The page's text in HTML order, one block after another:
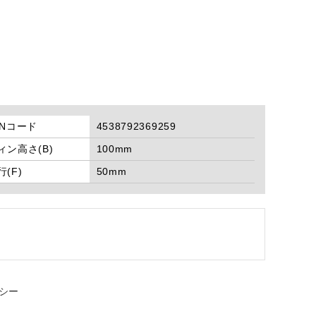
コード
4538792369259
ン高さ(B)
100mm
(F)
50mm
ー